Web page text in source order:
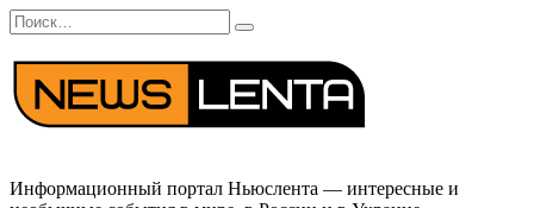
Перейти
к
содержанию
Search
for:
Информационный портал Ньюслента — интересные и